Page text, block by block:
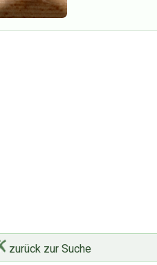
zurück zur Suche